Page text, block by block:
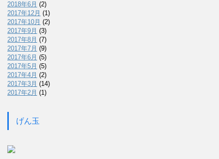
2018年6月 (2)
2017年12月 (1)
2017年10月 (2)
2017年9月 (3)
2017年8月 (7)
2017年7月 (9)
2017年6月 (5)
2017年5月 (5)
2017年4月 (2)
2017年3月 (14)
2017年2月 (1)
げん玉